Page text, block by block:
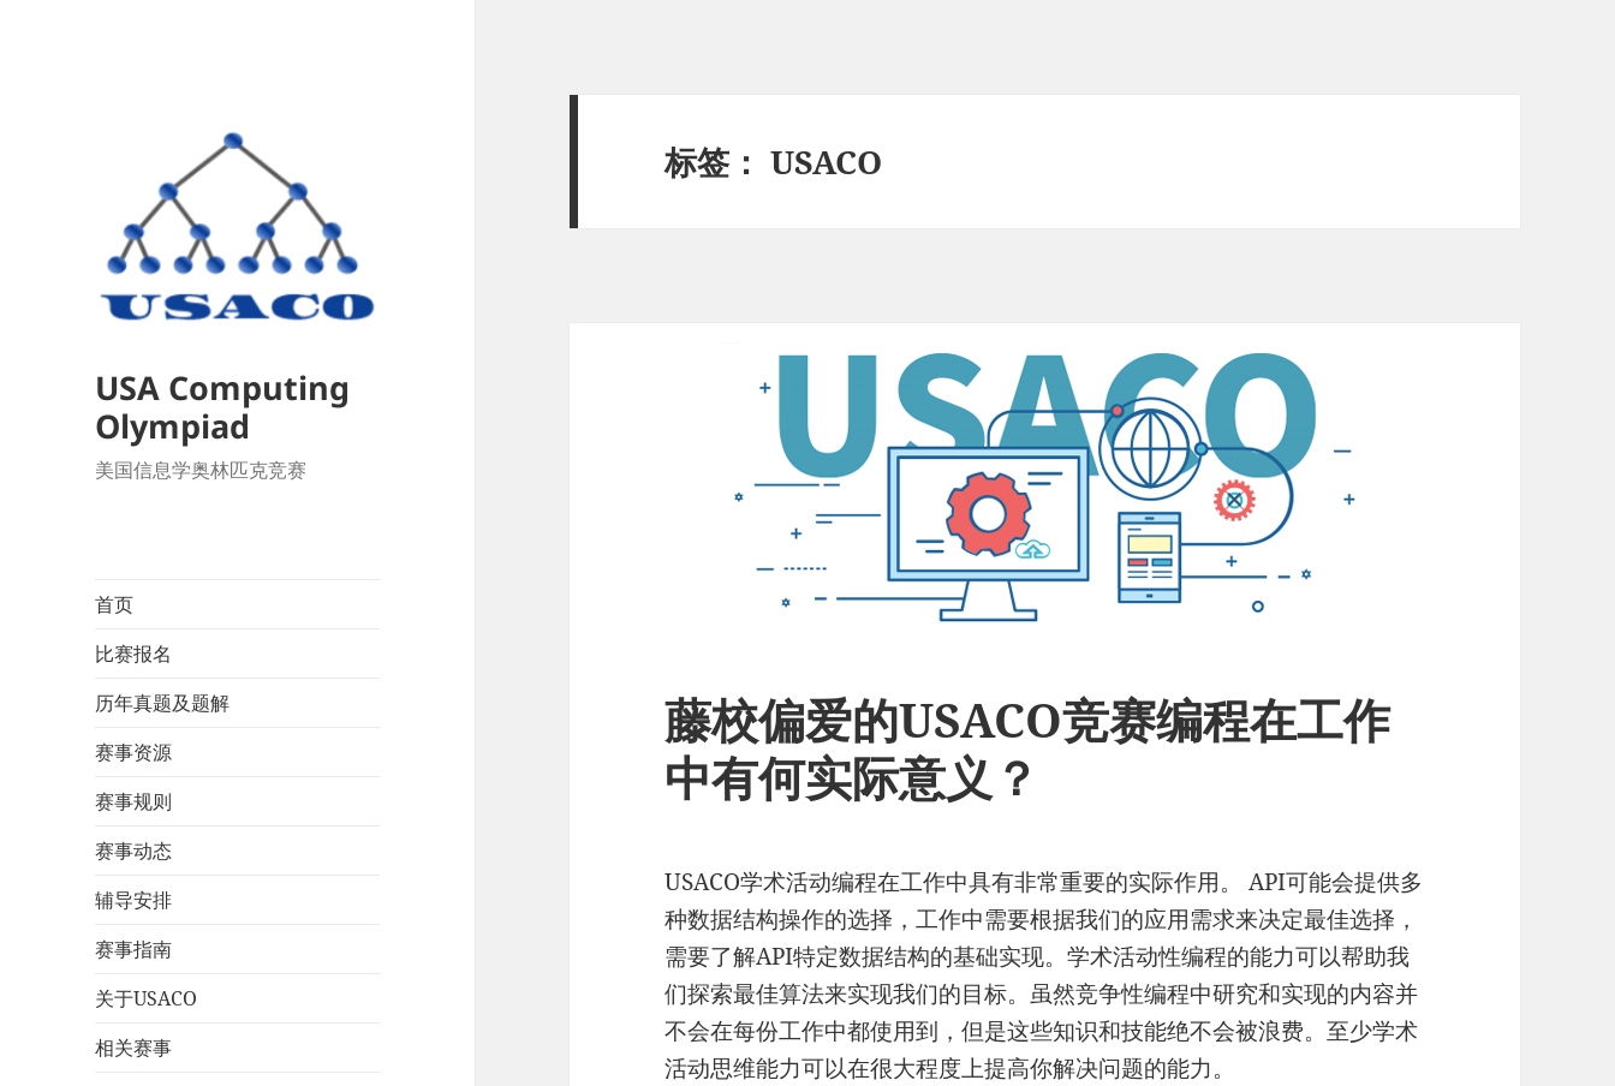
USA Computing
Olympiad
美国信息学奥林匹克竞赛
首页
比赛报名
历年真题及题解
赛事资源
赛事规则
赛事动态
辅导安排
赛事指南
关于USACO
相关赛事
标签：USACO
藤校偏爱的USACO竞赛编程在工作
中有何实际意义？
USACO学术活动编程在工作中具有非常重要的实际作用。 API可能会提供多
种数据结构操作的选择，工作中需要根据我们的应用需求来决定最佳选择，
需要了解API特定数据结构的基础实现。学术活动性编程的能力可以帮助我
们探索最佳算法来实现我们的目标。虽然竞争性编程中研究和实现的内容并
不会在每份工作中都使用到，但是这些知识和技能绝不会被浪费。至少学术
活动思维能力可以在很大程度上提高你解决问题的能力。